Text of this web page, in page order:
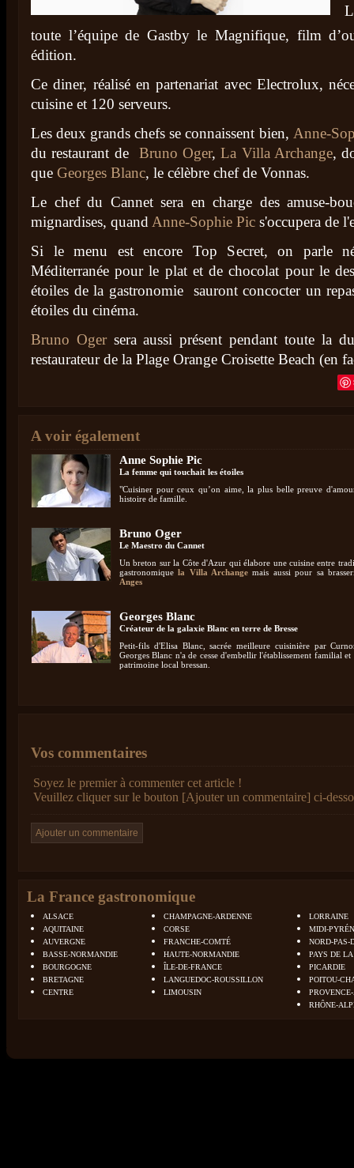
toute l’équipe de Gastby le Magnifique, film
édition.
Ce diner, réalisé en partenariat avec Electrolux,
cuisine et 120 serveurs.
Les deux grands chefs se connaissent bien, Anne-
du restaurant de
Bruno Oger,La Villa Archange,
que Georges Blanc, le célèbre chef de Vonnas.
Le chef du Cannet sera en charge des amuse-
mignardises, quandAnne-Sophie Pic s'occupera de
Si le menu est encore Top Secret, on parle
Méditerranée pour le plat et de chocolat pour le
étoiles de la gastronomie sauront concocter un
étoiles du cinéma.
Bruno Ogersera aussi présent pendant toute la
restaurateur de la Plage Orange Croisette Beach (en
A voir également
Anne Sophie Pic
La femme qui touchait les étoiles
"Cuisiner pour ceux qu’on aime, la plus belle preuve
histoire de famille.
Bruno Oger
Le Maestro du Cannet
Un breton sur la Côte d'Azur qui élabore une cuisine entre
gastronomiquela Villa Archange mais aussi pour sa
Anges
Georges Blanc
Créateur de la galaxie Blanc en terre de Bresse
Petit-fils d'Elisa Blanc, sacrée meilleure cuisinière par
Georges Blanc n'a de cesse d'embellir l'établissement familial
patrimoine local bressan.
Vos commentaires
Soyez le premier à commenter cet article !
Veuillez cliquer sur le bouton [Ajouter un commentaire] ci-
La France gastronomique
ALSACE
AQUITAINE
AUVERGNE
BASSE-NORMANDIE
BOURGOGNE
BRETAGNE
CENTRE
CHAMPAGNE-ARDENNE
CORSE
FRANCHE-COMTÉ
HAUTE-NORMANDIE
ÎLE-DE-FRANCE
LANGUEDOC-ROUSSILLON
LIMOUSIN
LORRAINE
MIDI-
NORD-PAS-
PAYS DE
PICARDIE
POITOU-
RHÔNE-